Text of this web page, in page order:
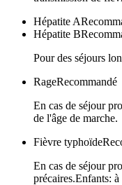
Hépatite A
Hépatite B
Pour des séjours
RageRecommandé
En cas de séjour
de l'âge de marche.
Fièvre typhoïde
En cas de séjour
précaires.Enfants: